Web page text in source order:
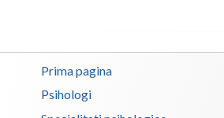
Prima pagina
Psihologi